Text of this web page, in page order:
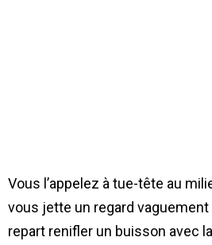
Vous l’appelez à tue-tête au
vous jette un regard
repart renifler un buisson avec